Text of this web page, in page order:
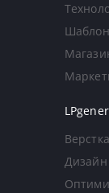
Дизайн